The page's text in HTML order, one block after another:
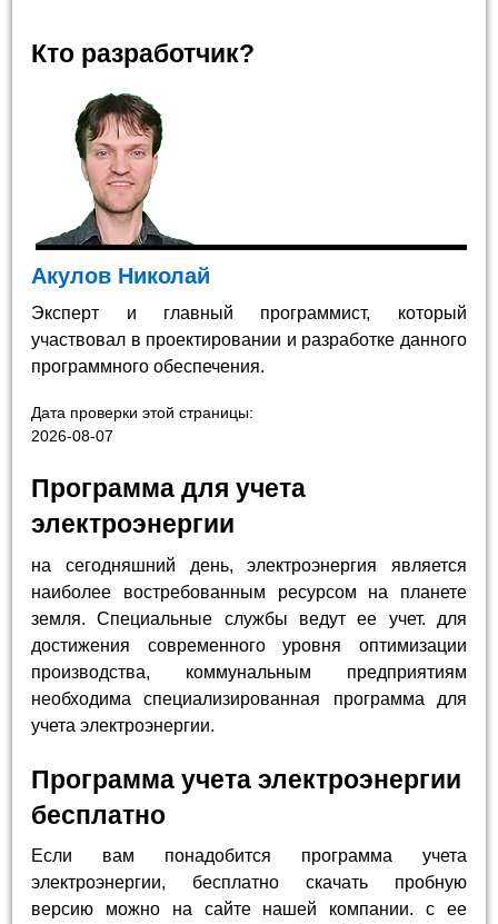
Кто разработчик?
Акулов Николай
Эксперт и главный программист, который
участвовал в проектировании и разработке данного
программного обеспечения.
Дата проверки этой страницы:
2026-08-07
Программа для учета
электроэнергии
на сегодняшний день, электроэнергия является
наиболее востребованным ресурсом на планете
земля. Специальные службы ведут ее учет. для
достижения современного уровня оптимизации
производства, коммунальным предприятиям
необходима специализированная программа для
учета электроэнергии.
Программа учета электроэнергии
бесплатно
Если вам понадобится программа учета
электроэнергии, бесплатно скачать пробную
версию можно на сайте нашей компании. с ее